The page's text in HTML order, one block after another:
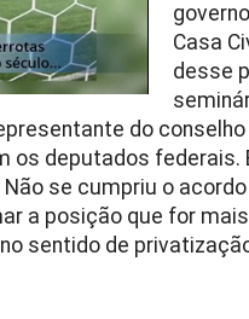
Casa
desse
do
os deputados federais.
se cumpriu o
a posição que for
sentido de